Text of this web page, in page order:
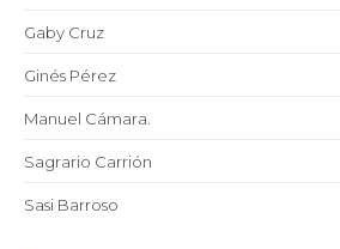
Gaby Cruz
Ginés Pérez
Manuel Cámara.
Sagrario Carrión
Sasi Barroso